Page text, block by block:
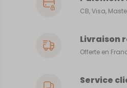
CB, Visa,
Livraison
Offerte en
Service